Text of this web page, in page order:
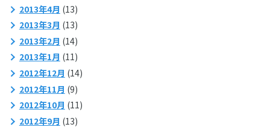
2013年4月 (13)
2013年3月 (13)
2013年2月 (14)
2013年1月 (11)
2012年12月 (14)
2012年11月 (9)
2012年10月 (11)
2012年9月 (13)